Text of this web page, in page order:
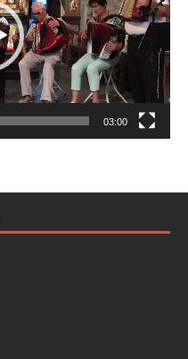
03:00